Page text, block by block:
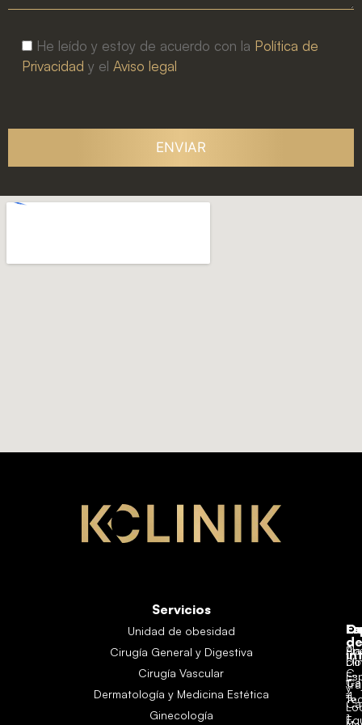
He leído y estoy de acuerdo con la Política de
Privacidad y el Aviso legal
Servicios
Unidad de obesidad
Cirugía General y Digestiva
Cirugía Vascular
Dermatología y Medicina Estética
Ginecología
de
y
C.
4,
1,